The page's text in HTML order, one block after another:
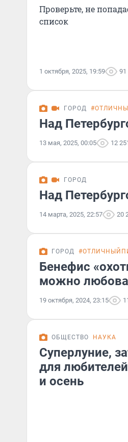
Проверьте, не
список
1 октября, 2025, 19:59 91
ГОРОД
Над
13 мая, 2025, 00:05 12
ГОРОД
Над
14 марта, 2025, 22:57 20
ГОРОД
Бенефис
можно
19 октября, 2024, 23:15
ОБЩЕСТВО НАУКА
Суперлуние,
для
и осень